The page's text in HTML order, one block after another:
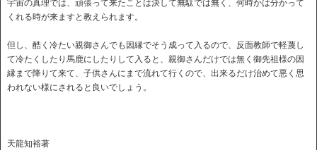
宇宙の真理では、頑張って来たことは決して無駄では無く、何時かは分かって
くれる時が来ますと教えられます。
但し、酷く冷たい親御さんでも因縁でそう成って入るので、反面教師で軽蔑し
て冷たくしたり馬鹿にしたりして入ると、親御さんだけでは無く御先祖様の因
縁まで降りて来て、子供さんにまで流れて行くので、出来るだけ治めて悪く思
われない様にされると良いでしょう。
天龍知裕著